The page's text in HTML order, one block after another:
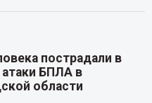
пострадали в
атаки БПЛА в
области